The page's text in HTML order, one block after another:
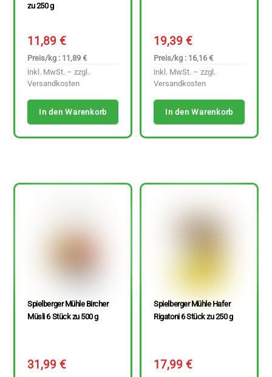
zu 250 g
11,89€
Preis/kg : 11,89 €
inkl. MwSt. – zzgl.
Versandkosten
In den Warenkorb
19,39€
Preis/kg : 16,16 €
inkl. MwSt. – zzgl.
Versandkosten
In den Warenkorb
Spielberger Mühle Bircher
Müsli 6 Stück zu 500 g
31,99€
Spielberger Mühle Hafer
Rigatoni 6 Stück zu 250 g
17,99€